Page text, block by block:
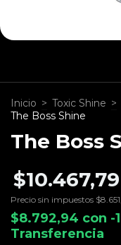
Inicio > Toxic Shine >
The Boss Shine
The Boss
$10.467,79
Precio sin impuestos
$8.792,94 con -
Transferencia